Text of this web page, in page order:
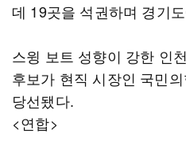
데 19곳을 석권하며 경기
스윙 보트 성향이 강한 인
후보가 현직 시장인 국민
당선됐다.
<연합>